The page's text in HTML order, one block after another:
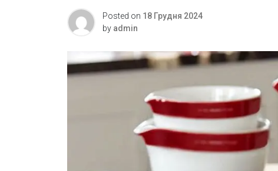
Posted on 18 Грудня 2024
by admin